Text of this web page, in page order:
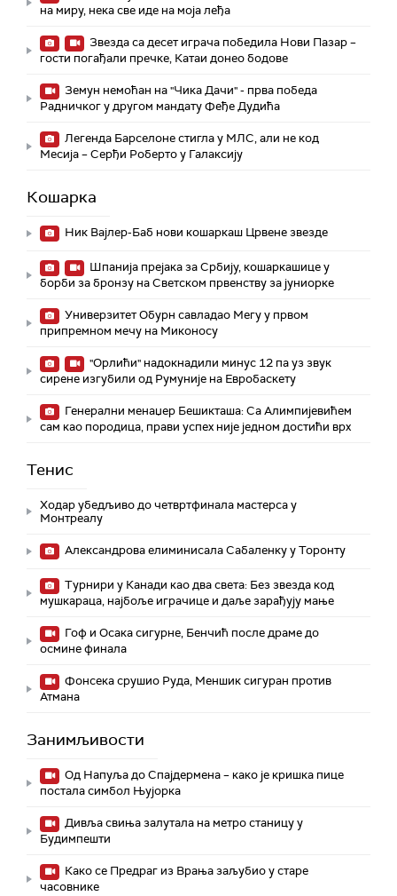
на миру, нека све иде на моја леђа
Звезда са десет играча победила Нови Пазар –
гости погађали пречке, Катаи донео бодове
Земун немоћан на "Чика Дачи" - прва победа
Радничког у другом мандату Феђе Дудића
Легенда Барселоне стигла у МЛС, али не код
Месија – Серђи Роберто у Галаксију
Кошарка
Ник Вајлер-Баб нови кошаркаш Црвене звезде
Шпанија прејакa за Србију, кошаркашице у
борби за бронзу на Светском првенству за јуниорке
Универзитет Обурн савладао Мегу у првом
припремном мечу на Миконосу
"Орлићи" надокнадили минус 12 па уз звук
сирене изгубили од Румуније на Евробаскету
Генерални менаџер Бешикташа: Са Алимпијевићем
сам као породица, прави успех није једном достићи врх
Тенис
Ходар убедљиво до четвртфинала мастерса у
Монтреалу
Александрова елиминисала Сабаленку у Торонту
Турнири у Канади као два света: Без звезда код
мушкараца, најбоље играчице и даље зарађују мање
Гоф и Осака сигурне, Бенчић после драме до
осмине финала
Фонсека срушио Руда, Меншик сигуран против
Атмана
Занимљивости
Од Напуља до Спајдермена – како је кришка пице
постала симбол Њујорка
Дивља свиња залутала на метро станицу у
Будимпешти
Како се Предраг из Врања заљубио у старе
часовнике